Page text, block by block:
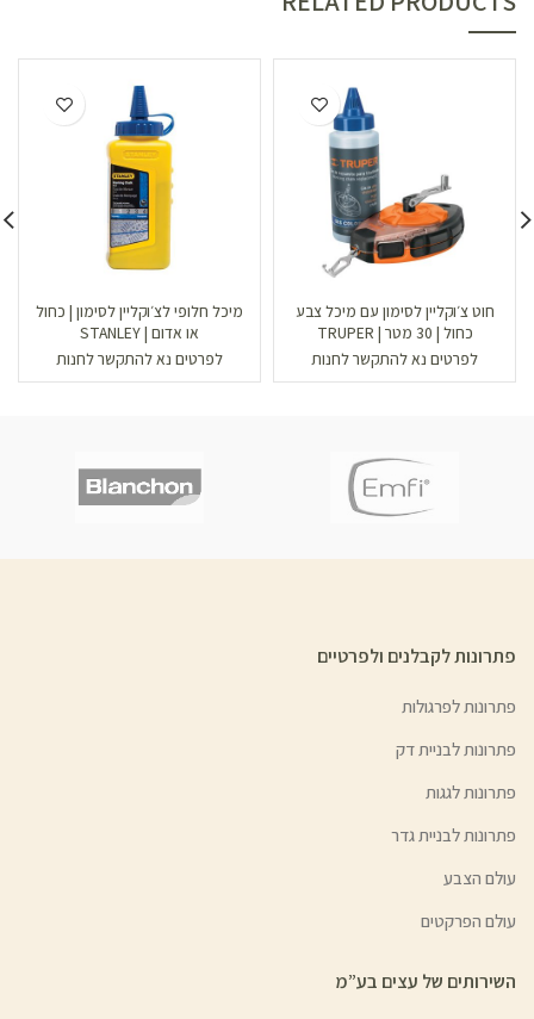
חוט צ׳וקליין לסימון עם מיכל צבע
כחול | 30 מטר | TRUPER
לפרטים נא להתקשר לחנות
מיכל חלופי לצ׳וקליין לסימון | כחול
או אדום | STANLEY
לפרטים נא להתקשר לחנות
פתרונות לקבלנים ולפרטיים
פתרונות לפרגולות
פתרונות לבניית דק
פתרונות לגגות
פתרונות לבניית גדר
עולם הצבע
עולם הפרקטים
השירותים של עצים בע”מ